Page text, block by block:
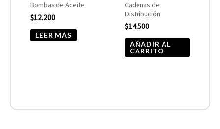
Bombas de Aceite
$12.200
LEER MÁS
Cadenas de
Distribución
$14.500
AÑADIR AL
CARRITO